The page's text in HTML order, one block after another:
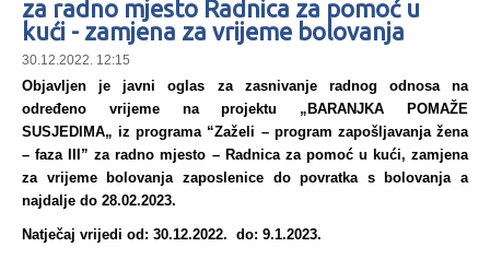
za radno mjesto Radnica za pomoć u
kući - zamjena za vrijeme bolovanja
30.12.2022. 12:15
Objavljen je javni oglas za zasnivanje radnog odnosa na
određeno vrijeme na projektu „BARANJKA POMAŽE
SUSJEDIMA„ iz programa “Zaželi – program zapošljavanja žena
– faza III” za radno mjesto – Radnica za pomoć u kući, zamjena
za vrijeme bolovanja zaposlenice do povratka s bolovanja a
najdalje do 28.02.2023.
Natječaj vrijedi od: 30.12.2022. do: 9.1.2023.